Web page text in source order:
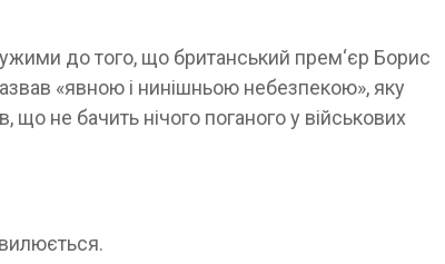
до того, що британський прем‘єр Борис
«явною і нинішньою небезпекою», яку
не бачить нічого поганого у військових